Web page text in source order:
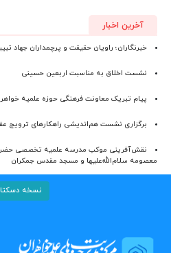
آخرین اخبار
خبرنگاران؛ راویان حقیقت و پرچمداران جهاد
نشست اخلاق به مناسبت اربعین حسینی
پیام تبریک معاونت فرهنگی حوزه علمیه
برگزاری نشست هم‌اندیشی راهکارهای ترویج
نقش‌آفرینی موکب مدرسه علمیه تخصصی
معصومه سلام‌الله‌علیها و مسجد مقدس جمکران
نسخه